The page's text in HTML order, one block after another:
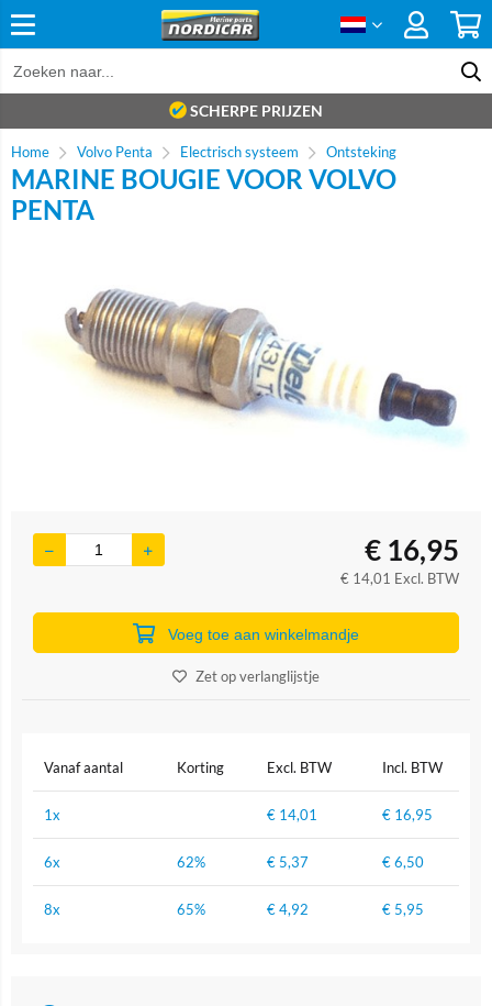
SCHERPE PRIJZEN
Home Volvo Penta Electrisch systeem Ontsteking
MARINE BOUGIE VOOR VOLVO
PENTA
€ 16,95
€ 14,01 Excl. BTW
Voeg toe aan winkelmandje
Zet op verlanglijstje
Vanaf aantal Korting Excl. BTW Incl. BTW
1x € 14,01 € 16,95
6x 62% € 5,37 €6,50
8x 65% €4,92 € 5,95